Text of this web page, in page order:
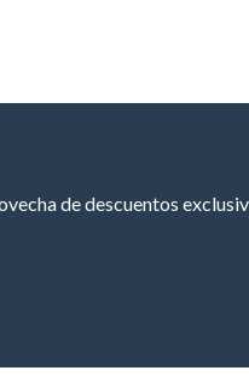
de descuentos